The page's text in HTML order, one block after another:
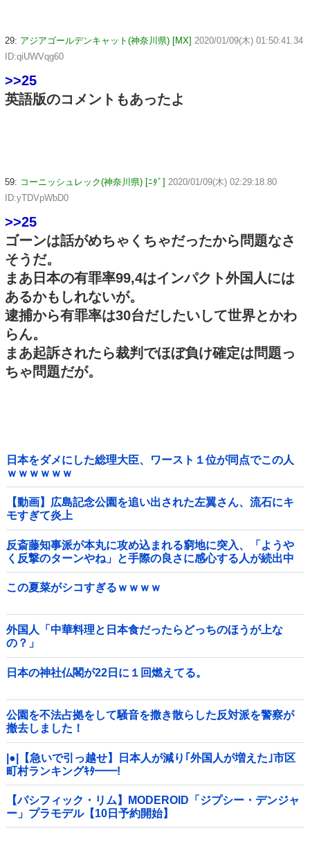
29: アジアゴールデンキャット(神奈川県) [MX] 2020/01/09(木) 01:50:41.34
ID:qiUWVqg60
>>25
英語版のコメントもあったよ
59: コーニッシュレック(神奈川県) [ﾆﾀﾞ] 2020/01/09(木) 02:29:18.80
ID:yTDVpWbD0
>>25
ゴーンは話がめちゃくちゃだったから問題なさ
そうだ。
まあ日本の有罪率99,4はインパクト外国人には
あるかもしれないが。
逮捕から有罪率は30台だしたいして世界とかわ
らん。
まあ起訴されたら裁判でほぼ負け確定は問題っ
ちゃ問題だが。
日本をダメにした総理大臣、ワースト１位が同点でこの人
ｗｗｗｗｗｗ
【動画】広島記念公園を追い出された左翼さん、流石にキ
モすぎて炎上
反斎藤知事派が本丸に攻め込まれる窮地に突入、「ようや
く反撃のターンやね」と手際の良さに感心する人が続出中
他
この夏菜がシコすぎるｗｗｗｗ
外国人「中華料理と日本食だったらどっちのほうが上な
の？」
日本の神社仏閣が22日に１回燃えてる。
公園を不法占拠をして騒音を撒き散らした反対派を警察が
撤去しました！
|●|【急いで引っ越せ】日本人が減り｢外国人が増えた｣市区
町村ランキングｷﾀ━━!
【パシフィック・リム】MODEROID「ジプシー・デンジャ
ー」プラモデル【10日予約開始】